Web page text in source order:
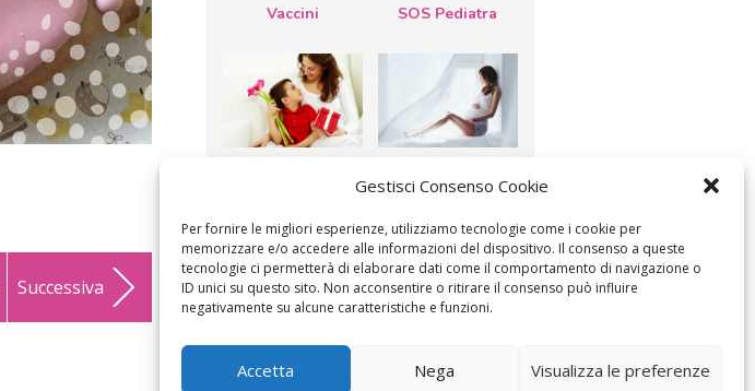
Gestisci Consenso Cookie
Per fornire le migliori esperienze, utilizziamo tecnologie come i cookie per
memorizzare e/o accedere alle informazioni del dispositivo. Il consenso a queste
tecnologie ci permetterà di elaborare dati come il comportamento di navigazione o
ID unici su questo sito. Non acconsentire o ritirare il consenso può influire
negativamente su alcune caratteristiche e funzioni.
Accetta Nega Visualizza le preferenze
Successiva
Vaccini SOS Pediatra
mamma: lavoretti,
filastrocche
gravidanza